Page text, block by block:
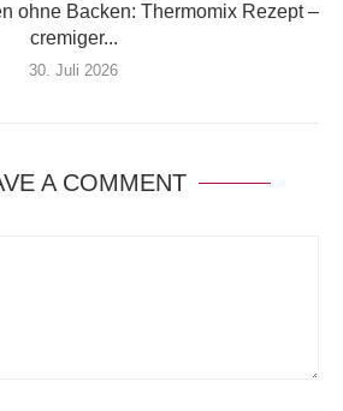
ohne Backen: Thermomix Rezept –
cremiger...
30. Juli 2026
A COMMENT